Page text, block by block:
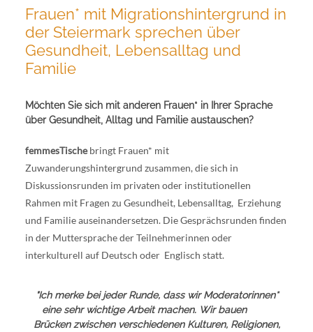
Frauen* mit Migrationshintergrund in
der Steiermark sprechen über
Gesundheit, Lebensalltag und
Familie
Möchten Sie sich mit anderen Frauen* in Ihrer Sprache
über Gesundheit, Alltag und Familie austauschen?
femmesTischebringt Frauen* mit
Zuwanderungshintergrund zusammen, die sich in
Diskussionsrunden im privaten oder institutionellen
Rahmen mit Fragen zu Gesundheit, Lebensalltag, Erziehung
und Familie auseinandersetzen. Die Gesprächsrunden finden
in der Muttersprache der Teilnehmerinnen oder
interkulturell auf Deutsch oder Englisch statt.
"Ich merke bei jeder Runde, dass wir Moderatorinnen*
eine sehr wichtige Arbeit machen. Wir bauen
Brücken zwischen verschiedenen Kulturen, Religionen,